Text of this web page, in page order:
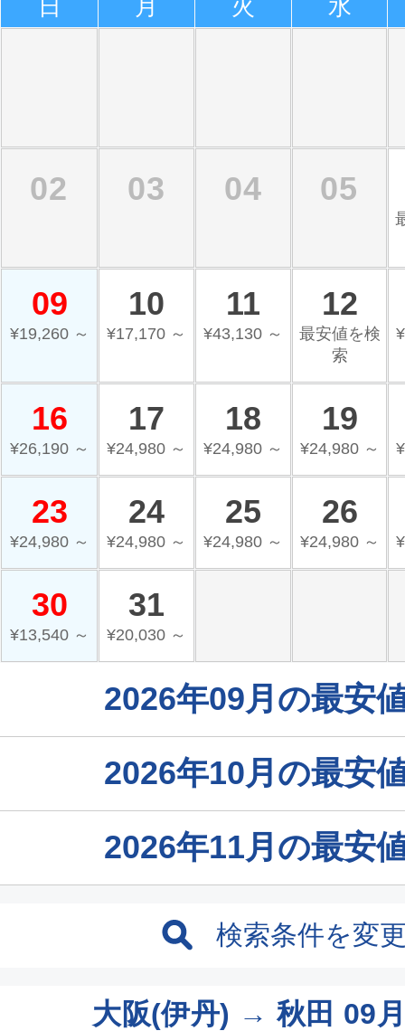
日 月 火 水
02 03 04 05
09
¥19,260 ～
10
¥17,170 ～
11
¥43,130 ～
12
最安値を検
索
16
¥26,190 ～
17
¥24,980 ～
18
¥24,980 ～
19
¥24,980 ～
23
¥24,980 ～
24
¥24,980 ～
25
¥24,980 ～
26
¥24,980 ～
30
¥13,540 ～
31
¥20,030 ～
2026年09月の最安
2026年10月の最安
2026年11月の最安
検索条件を変
大阪(伊丹) → 秋田 09